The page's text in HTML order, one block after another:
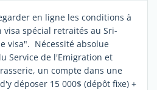
en ligne les conditions à
spécial retraités au Sri-
visa". Nécessité absolue
Service de l'Emigration et
un compte dans une
déposer 15 000$ (dépôt fixe) +